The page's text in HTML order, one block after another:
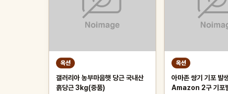
옥션
갤러리아 농부마음햇 당근 국내산
흙당근 3kg(중품)
옥션
아마존 쌍기 기포
Amazon 2구 기포